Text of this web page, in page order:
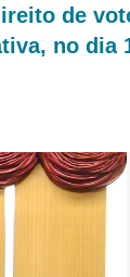
de
no dia